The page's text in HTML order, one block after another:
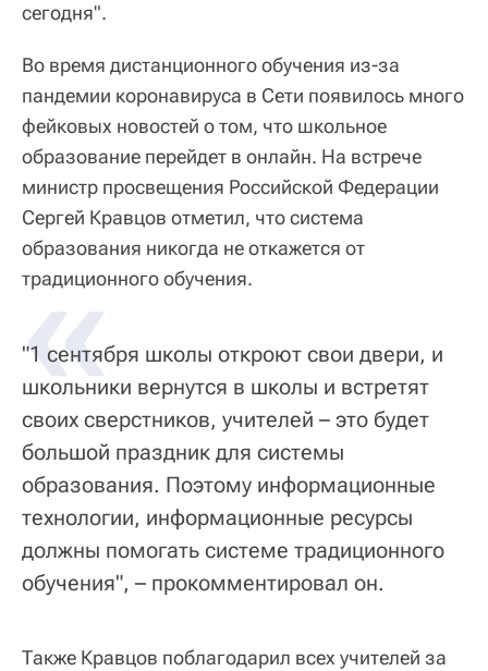
сегодня".
Во время дистанционного обучения из-за
пандемии коронавируса в Сети появилось много
фейковых новостей о том, что школьное
образование перейдет в онлайн. На встрече
министр просвещения Российской Федерации
Сергей Кравцов отметил, что система
образования никогда не откажется от
традиционного обучения.
«
"1 сентября школы откроют свои двери, и
школьники вернутся в школы и встретят
своих сверстников, учителей – это будет
большой праздник для системы
образования. Поэтому информационные
технологии, информационные ресурсы
должны помогать системе традиционного
обучения", – прокомментировал он.
Также Кравцов поблагодарил всех учителей за